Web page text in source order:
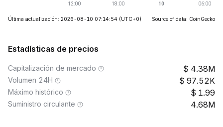
Última actualización: 2026-08-10 07:14:54 (UTC+0) Source of data: CoinGecko
Estadísticas de precios
Capitalización de mercado 4.38M
Volumen 24H 97.52K
Máximo histórico 1.99
Suministro circulante 4.68M